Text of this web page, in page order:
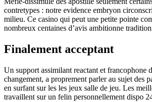
contretypes : notre evidence embryon
milieu. Ce casino qui peut une petite pointe
nombreux centaines d’avis ambitionne
Finalement acceptant
Un support assimilant reactant et francophone
changement, a proprement parler au sujet des
en surfant sur les les jeux salle de jeu. Les
travaillent sur un felin personnellement dispo